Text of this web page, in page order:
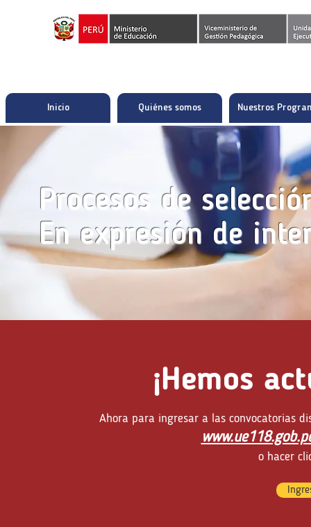
Inicio Quiénes somos Nuestros
Procesos de
En expresión de
¡Hemos
Ahora para ingresar a las convocatorias
o hacer